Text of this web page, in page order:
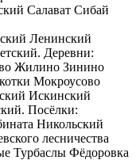
Салават Сибай
Ленинский
Деревни:
Жилино Зинино
Мокроусово
Искинский
Посёлки:
Никольский
лесничества
Турбаслы Фёдоровка